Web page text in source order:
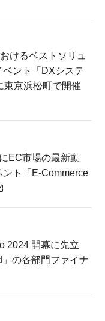
けるベストソリュ
ント「DXシステ
東京浜松町で開催
EC市場の最新動
ト「E-Commerce
2024 開幕に先立
の各部門ファイナ